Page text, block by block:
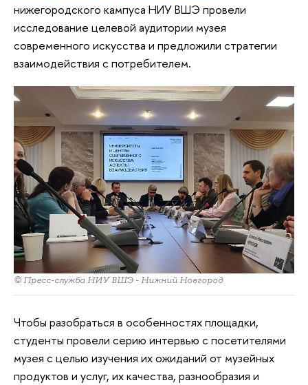
нижегородского кампуса НИУ ВШЭ провели
исследование целевой аудитории музея
современного искусства и предложили стратегии
взаимодействия с потребителем.
© Пресс-служба НИУ ВШЭ - Нижний Новгород
Чтобы разобраться в особенностях площадки,
студенты провели серию интервью с посетителями
музея с целью изучения их ожиданий от музейных
продуктов и услуг, их качества, разнообразия и